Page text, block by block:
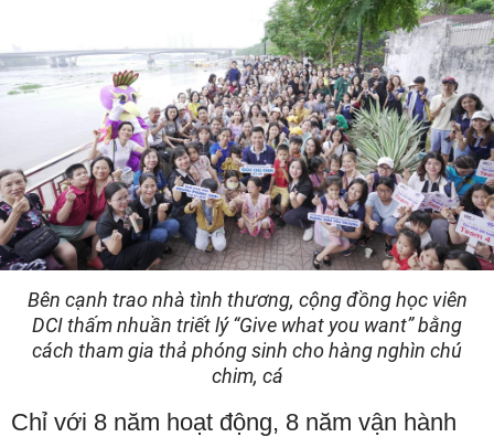
Bên cạnh trao nhà tình thương, cộng đồng học viên
DCI thấm nhuần triết lý “Give what you want” bằng
cách tham gia thả phóng sinh cho hàng nghìn chú
chim, cá
Chỉ với 8 năm hoạt động, 8 năm vận hành